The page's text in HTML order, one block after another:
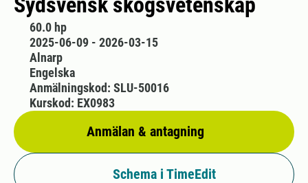
60.0 hp
2025-06-09 - 2026-03-15
Alnarp
Engelska
Anmälan & antagning
Anmälningskod: SLU-50016
Kurskod: EX0983
Schema i TimeEdit